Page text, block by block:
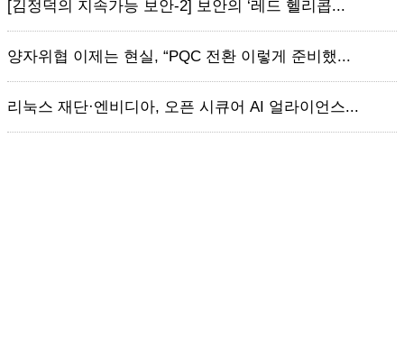
[김정덕의 지속가능 보안-2] 보안의 ‘레드 헬리콥...
양자위협 이제는 현실, “PQC 전환 이렇게 준비했...
리눅스 재단·엔비디아, 오픈 시큐어 AI 얼라이언스...